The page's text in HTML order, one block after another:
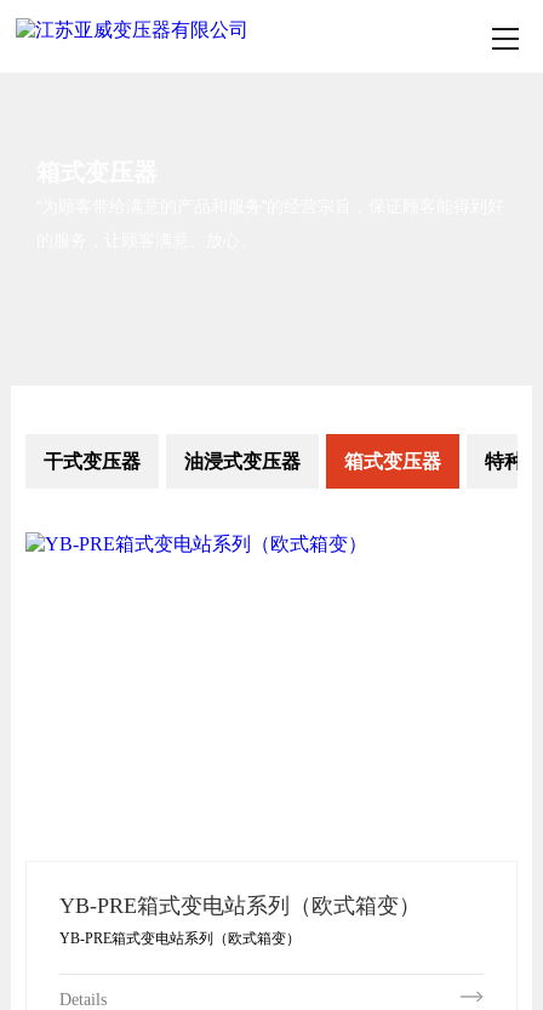
干式变压器 油浸式变压器 箱式变压器 特种
YB-PRE箱式变电站系列（欧式箱变）
YB-PRE箱式变电站系列（欧式箱变）
Details